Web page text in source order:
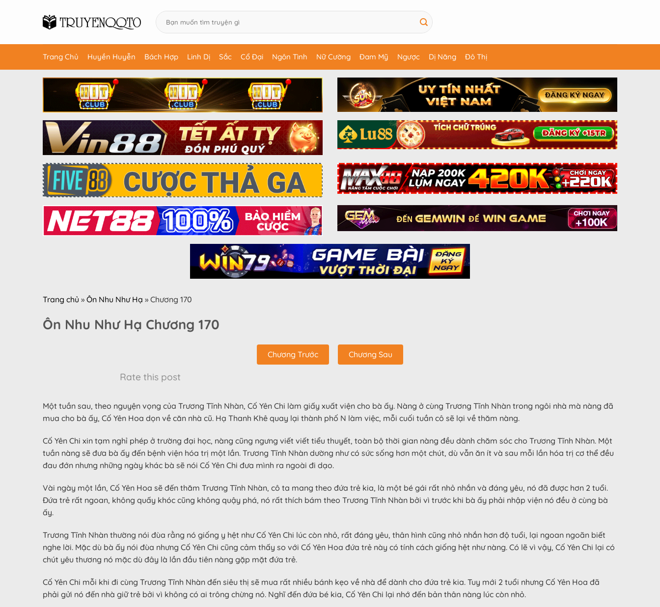
Trang Chủ Huyền Huyễn Bách Hợp Linh Dị Sắc Cổ Đại Ngôn Tình Nữ Cường Đam Mỹ Ngược Dị Năng Đô Thị
Trang chủ » Ôn Nhu Như Hạ » Chương 170
Ôn Nhu Như Hạ Chương 170
Chương Trước Chương Sau
Rate this post
Một tuần sau, theo nguyện vọng của Trương Tĩnh Nhàn, Cố Yên Chi làm giấy xuất viện cho bà ấy. Nàng ở cùng Trương Tĩnh Nhàn trong ngôi nhà mà nàng đã
mua cho bà ấy, Cố Yên Hoa dọn về căn nhà cũ. Hạ Thanh Khê quay lại thành phố N làm việc, mỗi cuối tuần cô sẽ lại về thăm nàng.
Cố Yên Chi xin tạm nghỉ phép ở trường đại học, nàng cũng ngưng viết viết tiểu thuyết, toàn bộ thời gian nàng đều dành chăm sóc cho Trương Tĩnh Nhàn. Một
tuần nàng sẽ đưa bà ấy đến bệnh viện hóa trị một lần. Trương Tĩnh Nhàn dường như có sức sống hơn một chút, dù vẫn ăn ít và sau mỗi lần hóa trị cơ thể đều
đau đớn nhưng những ngày khác bà sẽ nói Cố Yên Chi đưa mình ra ngoài đi dạo.
Vài ngày một lần, Cố Yên Hoa sẽ đến thăm Trương Tĩnh Nhàn, cô ta mang theo đứa trẻ kia, là một bé gái rất nhỏ nhắn và đáng yêu, nó đã được hơn 2 tuổi.
Đứa trẻ rất ngoan, không quấy khóc cũng không quậy phá, nó rất thích bám theo Trương Tĩnh Nhàn bởi vì trước khi bà ấy phải nhập viện nó đều ở cùng bà
ấy.
Trương Tĩnh Nhàn thường nói đùa rằng nó giống y hệt như Cố Yên Chi lúc còn nhỏ, rất đáng yêu, thân hình cũng nhỏ nhắn hơn độ tuổi, lại ngoan ngoãn biết
nghe lời. Mặc dù bà ấy nói đùa nhưng Cố Yên Chi cũng cảm thấy so với Cố Yên Hoa đứa trẻ này có tính cách giống hệt như nàng. Có lẽ vì vậy, Cố Yên Chi lại có
chút yêu thương nó mặc dù đây là lần đầu tiên nàng gặp mặt đứa trẻ.
Cố Yên Chi mỗi khi đi cùng Trương Tĩnh Nhàn đến siêu thị sẽ mua rất nhiều bánh kẹo về nhà để dành cho đứa trẻ kia. Tuy mới 2 tuổi nhưng Cố Yên Hoa đã
phải gửi nó đến nhà giữ trẻ bởi vì không có ai trông chừng nó. Nghĩ đến đứa bé kia, Cố Yên Chi lại nhớ đến bản thân nàng lúc còn nhỏ.